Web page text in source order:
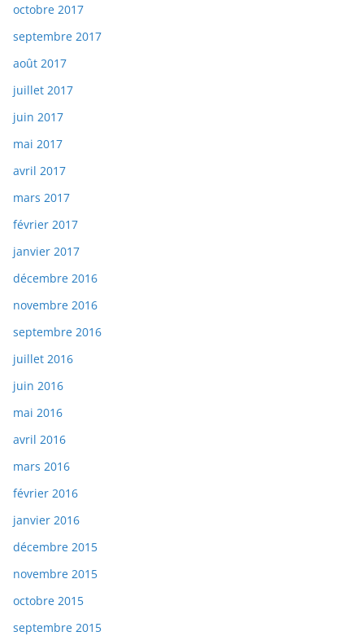
octobre 2017
septembre 2017
août 2017
juillet 2017
juin 2017
mai 2017
avril 2017
mars 2017
février 2017
janvier 2017
décembre 2016
novembre 2016
septembre 2016
juillet 2016
juin 2016
mai 2016
avril 2016
mars 2016
février 2016
janvier 2016
décembre 2015
novembre 2015
octobre 2015
septembre 2015